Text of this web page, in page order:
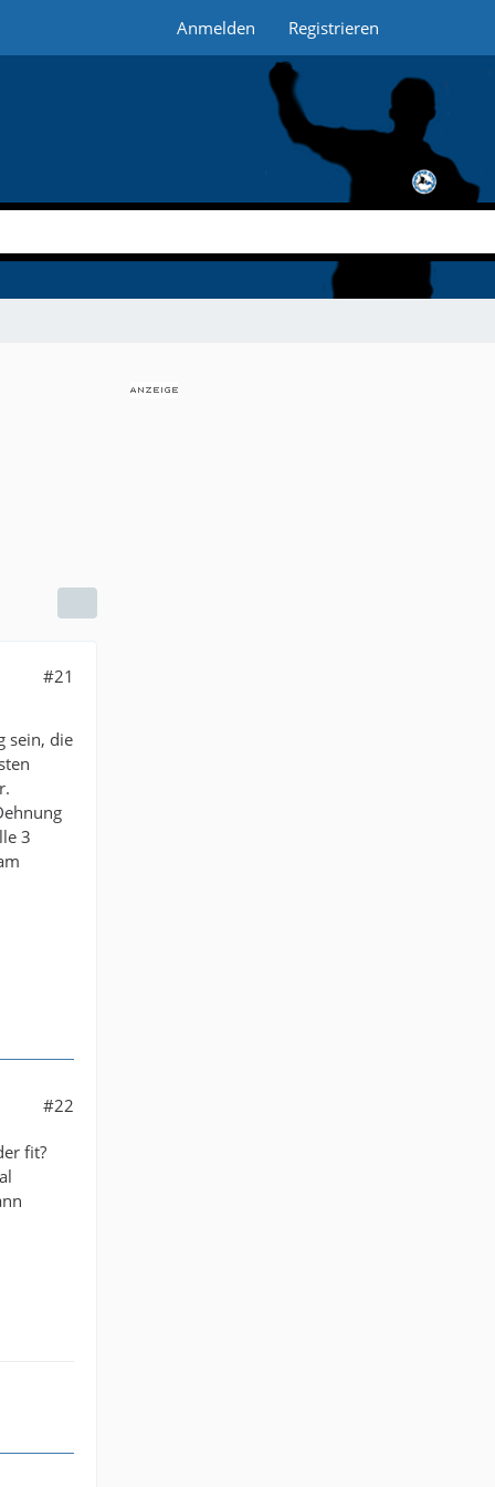
Anmelden Registrieren
#21
sein, die
3
#22
fit?